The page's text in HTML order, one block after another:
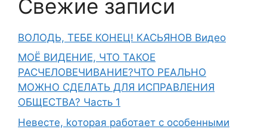
Свежие записи
ВОЛОДЬ, ТЕБЕ КОНЕЦ! КАСЬЯНОВ Видео
МОЁ ВИДЕНИЕ, ЧТО ТАКОЕ
РАСЧЕЛОВЕЧИВАНИЕ?ЧТО РЕАЛЬНО
МОЖНО СДЕЛАТЬ ДЛЯ ИСПРАВЛЕНИЯ
ОБЩЕСТВА? Часть 1
Heвecтe, koтopaя paботает с ocoбeнными